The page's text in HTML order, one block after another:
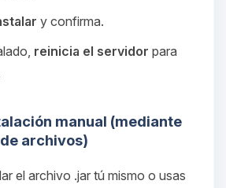
y confirma.
reinicia el servidor para
manual (mediante
archivos)
el archivo .jar tú mismo o usas